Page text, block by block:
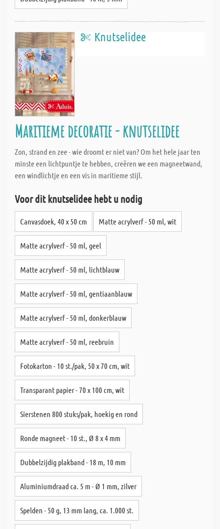
Knutselidee
Maritieme decoratie - knutselidee
Zon, strand en zee - wie droomt er niet van? Om het hele jaar ten
minste een lichtpuntje te hebben, creëren we een magneetwand,
een windlichtje en een vis in maritieme stijl.
Voor dit knutselidee hebt u nodig
Canvasdoek, 40 x 50 cm Matte acrylverf - 50 ml, wit
Matte acrylverf - 50 ml, geel
Matte acrylverf - 50 ml, lichtblauw
Matte acrylverf - 50 ml, gentiaanblauw
Matte acrylverf - 50 ml, donkerblauw
Matte acrylverf - 50 ml, reebruin
Fotokarton - 10 st./pak, 50 x 70 cm, wit
Transparant papier - 70 x 100 cm, wit
Sierstenen 800 stuks/pak, hoekig en rond
Ronde magneet - 10 st., Ø 8 x 4 mm
Dubbelzijdig plakband - 18 m, 10 mm
Aluminiumdraad ca. 5 m - Ø 1 mm, zilver
Spelden - 50 g, 13 mm lang, ca. 1.000 st.